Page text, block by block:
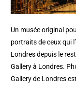
Un musée original
portraits de ceux qui
Londres depuis le
Gallery à Londres.
Gallery de Londres